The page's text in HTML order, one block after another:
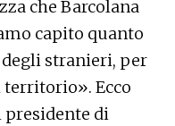
che Barcolana
capito quanto
stranieri, per
Ecco
presidente di